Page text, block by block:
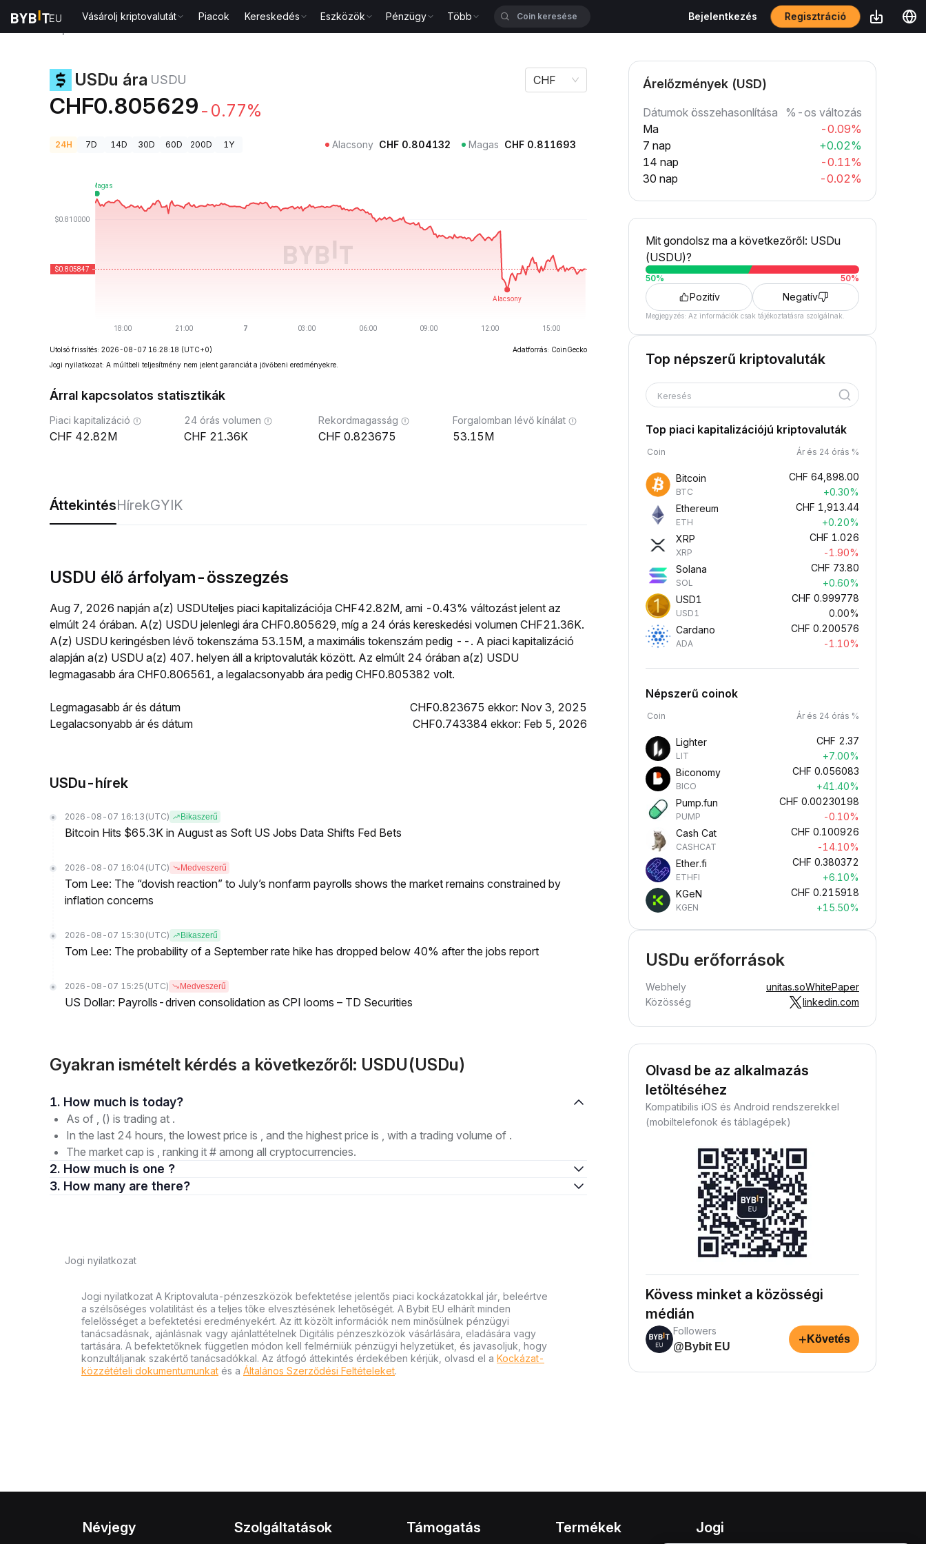
Vásárolj kriptovalutát Piacok Kereskedés Eszközök Pénzügy Több Bejelentkezés Regisztráció
USDu ára USDU
CHF0.805629 -0.77%
CHF
24H 7D 14D 30D 60D 200D 1Y Alacsony CHF 0.804132 Magas CHF 0.811693
Utolsó frissítés: 2026-08-07 16:28:18 (UTC+0)
Adatforrás: CoinGecko
Jogi nyilatkozat: A múltbeli teljesítmény nem jelent garanciát a jövőbeni eredményekre.
Árral kapcsolatos statisztikák
Piaci kapitalizáció
42.82M
24 órás volumen
21.36K
Rekordmagasság
0.823675
Forgalomban lévő kínálat
53.15M
ÁttekintésHírekGYIK
USDU élő árfolyam-összegzés
Aug 7, 2026 napján a(z) USDUteljes piaci kapitalizációja CHF42.82M, ami -0.43% változást jelent az
elmúlt 24 órában. A(z) USDU jelenlegi ára CHF0.805629, míg a 24 órás kereskedési volumen CHF21.36K.
A(z) USDU keringésben lévő tokenszáma 53.15M, a maximális tokenszám pedig --. A piaci kapitalizáció
alapján a(z) USDU a(z) 407. helyen áll a kriptovaluták között. Az elmúlt 24 órában a(z) USDU
legmagasabb ára CHF0.806561, a legalacsonyabb ára pedig CHF0.805382 volt.
Legmagasabb ár és dátum
CHF0.823675 ekkor: Nov 3, 2025
Legalacsonyabb ár és dátum
CHF0.743384 ekkor: Feb 5, 2026
USDu-hírek
2026-08-07 16:13 (UTC) Bikaszerű
Bitcoin Hits $65.3K in August as Soft US Jobs Data Shifts Fed Bets
2026-08-07 16:04 (UTC) Medveszerű
Tom Lee: The “dovish reaction” to July’s nonfarm payrolls shows the market remains constrained by
inflation concerns
2026-08-07 15:30 (UTC) Bikaszerű
Tom Lee: The probability of a September rate hike has dropped below 40% after the jobs report
2026-08-07 15:25 (UTC) Medveszerű
US Dollar: Payrolls-driven consolidation as CPI looms – TD Securities
Gyakran ismételt kérdés a következőről: USDU(USDu)
1. How much is today?
As of , () is trading at .
In the last 24 hours, the lowest price is , and the highest price is , with a trading volume of .
The market cap is , ranking it # among all cryptocurrencies.
2. How much is one ?
3. How many are there?
Jogi nyilatkozat
Jogi nyilatkozat A Kriptovaluta-pénzeszközök befektetése jelentős piaci kockázatokkal jár, beleértve
a szélsőséges volatilitást és a teljes tőke elvesztésének lehetőségét. A Bybit EU elhárít minden
felelősséget a befektetési eredményekért. Az itt közölt információk nem minősülnek pénzügyi
tanácsadásnak, ajánlásnak vagy ajánlattételnek Digitális pénzeszközök vásárlására, eladására vagy
tartására. A befektetőknek független módon kell felmérniük pénzügyi helyzetüket, és javasoljuk, hogy
konzultáljanak szakértő tanácsadókkal. Az átfogó áttekintés érdekében kérjük, olvasd el a Kockázat-
közzétételi dokumentumunkat és a Általános Szerződési Feltételeket.
Árelőzmények (USD)
Dátumok összehasonlítása
%-os változás
Ma
-0.09%
7 nap
+0.02%
14 nap
-0.11%
30 nap
-0.02%
Mit gondolsz ma a következőről: USDu
(USDU)?
50% 50%
Pozitív Negatív
Megjegyzés: Az információk csak tájékoztatásra szolgálnak.
Top népszerű kriptovaluták
Keresés
Top piaci kapitalizációjú kriptovaluták
Coin Ár és 24 órás %
Bitcoin
BTC
CHF 64,898.00
+0.30%
Ethereum
ETH
CHF 1,913.44
+0.20%
XRP
XRP
CHF 1.026
-1.90%
Solana
SOL
CHF 73.80
+0.60%
USD1
USD1
CHF 0.999778
0.00%
Cardano
ADA
CHF 0.200576
-1.10%
Népszerű coinok
Coin Ár és 24 órás %
Lighter
LIT
CHF 2.37
+7.00%
Biconomy
BICO
CHF 0.056083
+41.40%
Pump.fun
PUMP
CHF 0.00230198
-0.10%
Cash Cat
CASHCAT
CHF 0.100926
-14.10%
Ether.fi
ETHFI
CHF 0.380372
+6.10%
KGeN
KGEN
CHF 0.215918
+15.50%
USDu erőforrások
Webhely unitas.soWhitePaper
Közösség
linkedin.com
Olvasd be az alkalmazás
letöltéséhez
Kompatibilis iOS és Android rendszerekkel
(mobiltelefonok és táblagépek)
Kövess minket a közösségi
médián
Followers
@Bybit EU
+ Követés
Névjegy Szolgáltatások Támogatás Termékek Jogi